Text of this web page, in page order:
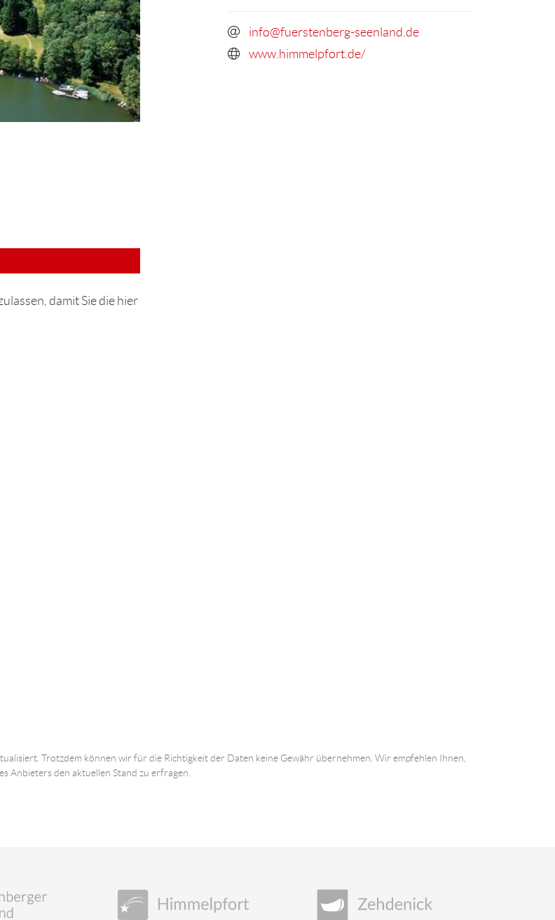
damit Sie die hier
info@fuerstenberg-seenland.de
www.himmelpfort.de/
Trotzdem können wir für die Richtigkeit der Daten keine Gewähr übernehmen. Wir empfehlen Ihnen,
Anbieters den aktuellen Stand zu erfragen.